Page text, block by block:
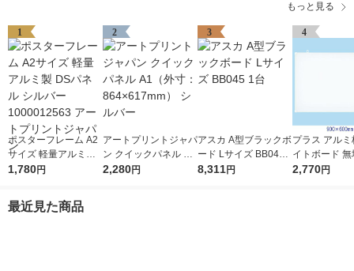
もっと見る
1
ポスターフレーム A2
サイズ 軽量アルミ製
DSパネル シルバー 1
1,780円
2
アートプリントジャパ
ン クイックパネル A1
（外寸：864×617m
2,280円
3
アスカ A型ブラックボ
ード Lサイズ BB045 1
台
8,311円
4
プラス アル
イトボード
600mm 壁掛
2,770円
最近見た商品